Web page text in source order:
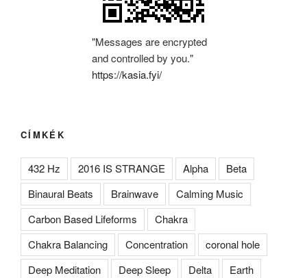
"Messages are encrypted
and controlled by you."
https://kasia.fyi/
CÍMKÉK
432 Hz 2016 IS STRANGE Alpha
Beta
Binaural Beats
Brainwave
Calming Music
Carbon Based Lifeforms
Chakra
Chakra Balancing
Concentration
coronal hole
Deep Meditation
Deep Sleep Delta Earth